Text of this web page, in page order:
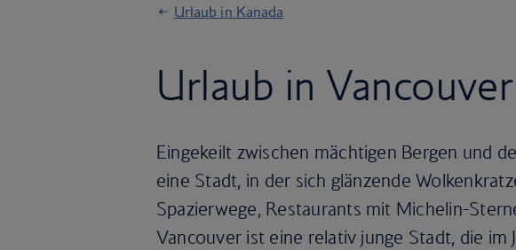
Urlaub in Kanada
Urlaub in Vancouver
Eingekeilt zwischen mächtigen Bergen und
eine Stadt, in der sich glänzende
Spazierwege, Restaurants mit Michelin-
Vancouver ist eine relativ junge Stadt, die im